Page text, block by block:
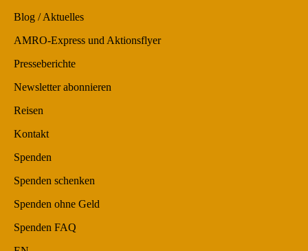
Blog / Aktuelles
AMRO-Express und Aktionsflyer
Presseberichte
Newsletter abonnieren
Reisen
Kontakt
Spenden
Spenden schenken
Spenden ohne Geld
Spenden FAQ